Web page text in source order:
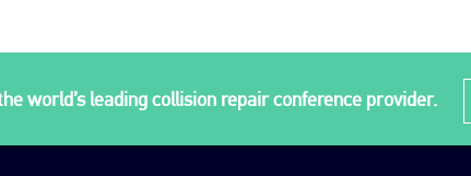
world’s leading collision repair conference provider.